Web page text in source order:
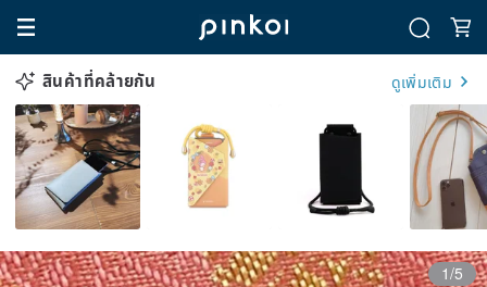
สินค้าที่คล้ายกัน ดูเพิ่มเติม
1/5